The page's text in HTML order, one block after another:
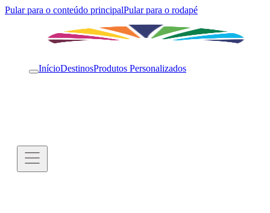
Pular para o conteúdo principalPular para o rodapé
InícioDestinosProdutos Personalizados